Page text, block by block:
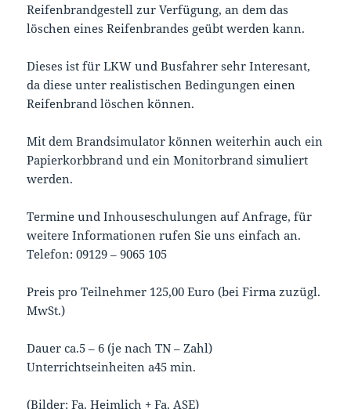
Reifenbrandgestell zur Verfügung, an dem das
löschen eines Reifenbrandes geübt werden kann.
Dieses ist für LKW und Busfahrer sehr Interesant,
da diese unter realistischen Bedingungen einen
Reifenbrand löschen können.
Mit dem Brandsimulator können weiterhin auch ein
Papierkorbbrand und ein Monitorbrand simuliert
werden.
Termine und Inhouseschulungen auf Anfrage, für
weitere Informationen rufen Sie uns einfach an.
Telefon: 09129 – 9065 105
Preis pro Teilnehmer 125,00 Euro (bei Firma zuzügl.
MwSt.)
Dauer ca.5 – 6 (je nach TN – Zahl)
Unterrichtseinheiten a`45 min.
(Bilder: Fa. Heimlich + Fa. ASE)